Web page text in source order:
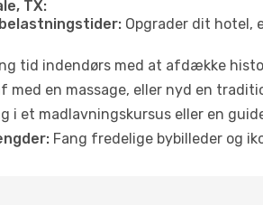
TX:
Opgrader dit hotel,
tid indendørs med at afdække
med en massage, eller nyd en
i et madlavningskursus eller en
Fang fredelige bybilleder og